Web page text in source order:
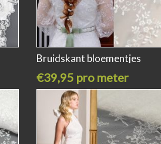
Bruidskant bloementjes
€39,95 pro meter